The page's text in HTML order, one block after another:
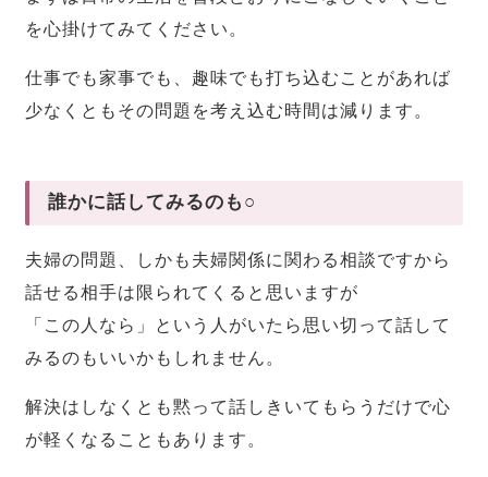
を心掛けてみてください。
仕事でも家事でも、趣味でも打ち込むことがあれば
少なくともその問題を考え込む時間は減ります。
誰かに話してみるのも○
夫婦の問題、しかも夫婦関係に関わる相談ですから
話せる相手は限られてくると思いますが
「この人なら」という人がいたら思い切って話して
みるのもいいかもしれません。
解決はしなくとも黙って話しきいてもらうだけで心
が軽くなることもあります。